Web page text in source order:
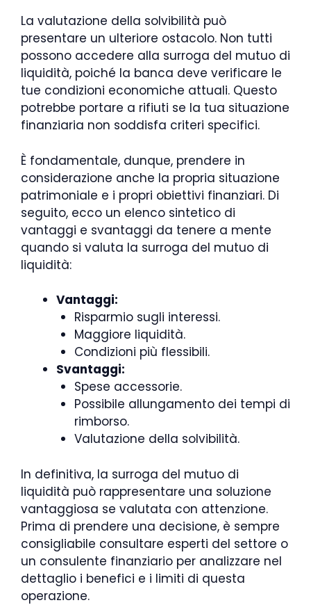
La valutazione della solvibilità può
presentare un ulteriore ostacolo. Non tutti
possono accedere alla surroga del mutuo di
liquidità, poiché la banca deve verificare le
tue condizioni economiche attuali. Questo
potrebbe portare a rifiuti se la tua situazione
finanziaria non soddisfa criteri specifici.
È fondamentale, dunque, prendere in
considerazione anche la propria situazione
patrimoniale e i propri obiettivi finanziari. Di
seguito, ecco un elenco sintetico di
vantaggi e svantaggi da tenere a mente
quando si valuta la surroga del mutuo di
liquidità:
Vantaggi:
Risparmio sugli interessi.
Maggiore liquidità.
Condizioni più flessibili.
Svantaggi:
Spese accessorie.
Possibile allungamento dei tempi di
rimborso.
Valutazione della solvibilità.
In definitiva, la surroga del mutuo di
liquidità può rappresentare una soluzione
vantaggiosa se valutata con attenzione.
Prima di prendere una decisione, è sempre
consigliabile consultare esperti del settore o
un consulente finanziario per analizzare nel
dettaglio i benefici e i limiti di questa
operazione.